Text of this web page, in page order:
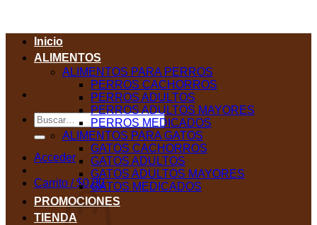
Buscar
por:
Acceder
Carrito /$0,00
Inicio
ALIMENTOS
ALIMENTOS PARA PERROS
PERROS CACHORROS
PERROS ADULTOS
PERROS ADULTOS MAYORES
PERROS MEDICADOS
ALIMENTOS PARA GATOS
GATOS CACHORROS
GATOS ADULTOS
GATOS ADULTOS MAYORES
GATOS MEDICADOS
PROMOCIONES
TIENDA